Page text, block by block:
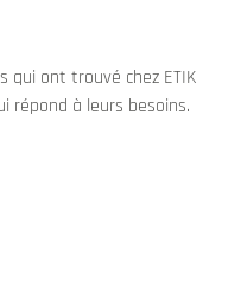
qui ont trouvé chez ETIK
répond à leurs besoins.